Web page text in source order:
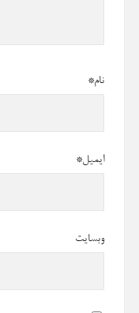
نام*
ایمیل*
وبسایت